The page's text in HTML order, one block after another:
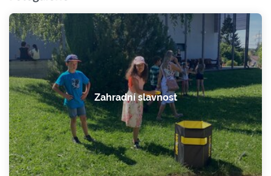
Zahradní slavnost